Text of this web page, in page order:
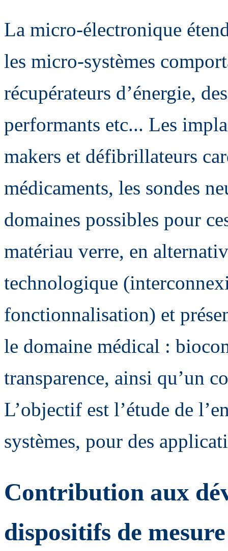
La micro-électronique
les micro-systèmes
récupérateurs d’énergie,
performants etc... Les
makers et défibrillateurs
médicaments, les sondes
domaines possibles pour
matériau verre, en
technologique
fonctionnalisation) et
le domaine médical :
transparence, ainsi qu’un
L’objectif est l’étude de
systèmes, pour des
Contribution aux
dispositifs de